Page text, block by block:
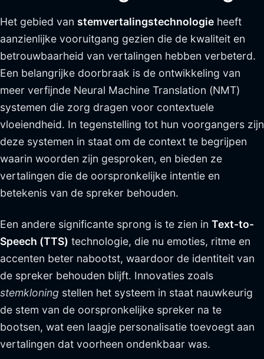
Het gebied van stemvertalingstechnologie heeft
aanzienlijke vooruitgang gezien die de kwaliteit en
betrouwbaarheid van vertalingen hebben verbeterd.
Een belangrijke doorbraak is de ontwikkeling van
meer verfijnde Neural Machine Translation (NMT)
systemen die zorg dragen voor contextuele
vloeiendheid. In tegenstelling tot hun voorgangers zijn
deze systemen in staat om de context te begrijpen
waarin woorden zijn gesproken, en bieden ze
vertalingen die de oorspronkelijke intentie en
betekenis van de spreker behouden.
Een andere significante sprong is te zien in Text-to-
Speech (TTS) technologie, die nu emoties, ritme en
accenten beter nabootst, waardoor de identiteit van
de spreker behouden blijft. Innovaties zoals
stemkloning stellen het systeem in staat nauwkeurig
de stem van de oorspronkelijke spreker na te
bootsen, wat een laagje personalisatie toevoegt aan
vertalingen dat voorheen ondenkbaar was.